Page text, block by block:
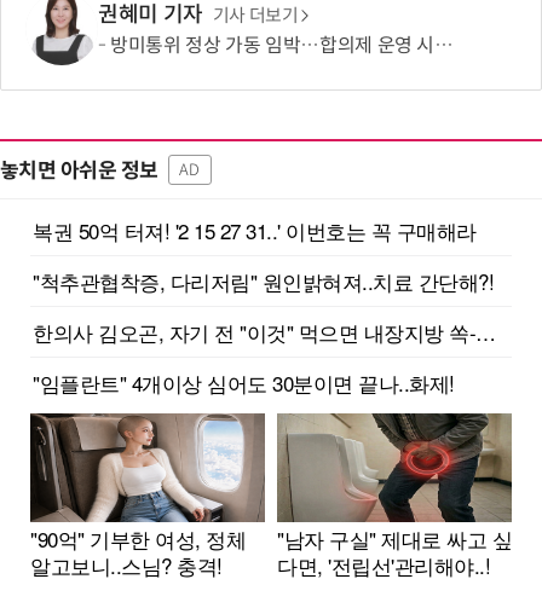
권혜미 기자 기사 더보기
방미통위 정상 가동 임박…합의제 운영 시험대
놓치면 아쉬운 정보 AD